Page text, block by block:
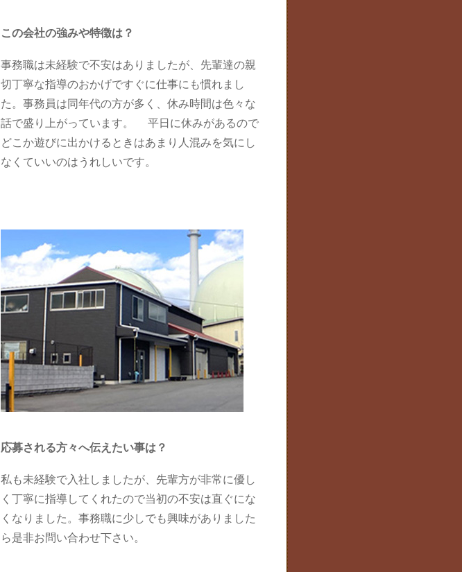
この会社の強みや特徴は？
事務職は未経験で不安はありましたが、先輩達の親
切丁寧な指導のおかげですぐに仕事にも慣れまし
た。事務員は同年代の方が多く、休み時間は色々な
話で盛り上がっています。 平日に休みがあるので
どこか遊びに出かけるときはあまり人混みを気にし
なくていいのはうれしいです。
応募される方々へ伝えたい事は？
私も未経験で入社しましたが、先輩方が非常に優し
く丁寧に指導してくれたので当初の不安は直ぐにな
くなりました。事務職に少しでも興味がありました
ら是非お問い合わせ下さい。